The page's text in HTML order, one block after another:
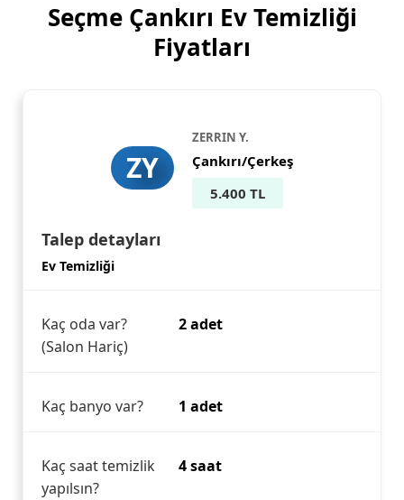
Seçme Çankırı Ev Temizliği
Fiyatları
ZY
ZERRIN Y.
Çankırı/Çerkeş
5.400 TL
Talep detayları
Ev Temizliği
Kaç oda var?
(Salon Hariç)
2 adet
Kaç banyo var? 1 adet
Kaç saat temizlik
yapılsın?
4 saat